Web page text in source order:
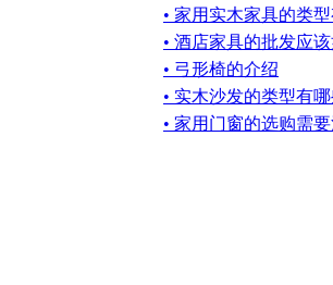
• 家用实木家具的类
• 酒店家具的批发应
• 弓形椅的介绍
• 实木沙发的类型有
• 家用门窗的选购需